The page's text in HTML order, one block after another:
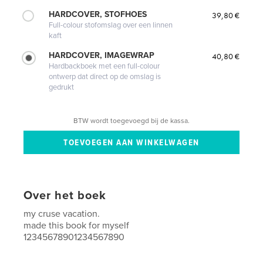
HARDCOVER, STOFHOES
Full-colour stofomslag over een linnen
kaft
39,80 €
HARDCOVER, IMAGEWRAP
Hardbackboek met een full-colour
ontwerp dat direct op de omslag is
gedrukt
40,80 €
BTW wordt toegevoegd bij de kassa.
Over het boek
my cruse vacation.
made this book for myself
12345678901234567890